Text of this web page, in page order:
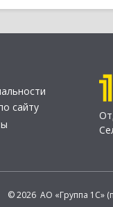
сайту
© 2026 АО «Группа 1С»